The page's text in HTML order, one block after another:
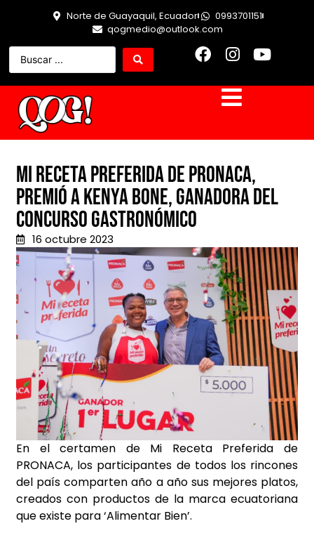
Norte de Guayaquil, Ecuador
0993701151
qogmedio@outlook.com
Mi Receta Preferida de Pronaca,
premió a Kenya Bone, ganadora del
concurso gastronómico
16 octubre 2023
En el certamen de Mi Receta Preferida de
PRONACA, los participantes de todos los rincones
del país comparten año a año sus mejores platos,
creados con productos de la marca ecuatoriana
que existe para ‘Alimentar Bien’.